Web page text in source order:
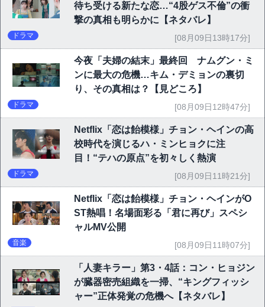
待ち受ける新たな恋…“4股ゲス不倫”の衝
撃の真相も明らかに【ネタバレ】
ドラマ [08月09日13時17分]
今夜「夫婦の結末」最終回 ナムグン・ミ
ンに最大の危機…キム・デミョンの裏切
り、その真相は？【見どころ】
ドラマ [08月09日12時47分]
Netflix「恋は飴模様」チョン・ヘインの高
校時代を演じるハ・ミンヒョクに注
目！“テハの原点”を初々しく熱演
ドラマ [08月09日11時21分]
Netflix「恋は飴模様」チョン・ヘインがO
ST熱唱！名場面彩る「君に再び」スペシ
ャルMV公開
音楽 [08月09日11時07分]
「人妻キラー」第3・4話：コン・ヒョジン
が臓器密売組織を一掃、“キングフィッシ
ャー”正体発覚の危機へ【ネタバレ】